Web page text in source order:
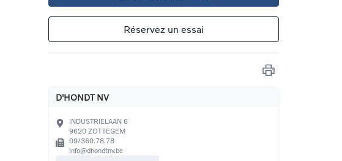
un distributeur
Réservez un essai
D'HONDT NV
INDUSTRIELAAN 6
9620 ZOTTEGEM
09/360.78.78
info@dhondtnv.be